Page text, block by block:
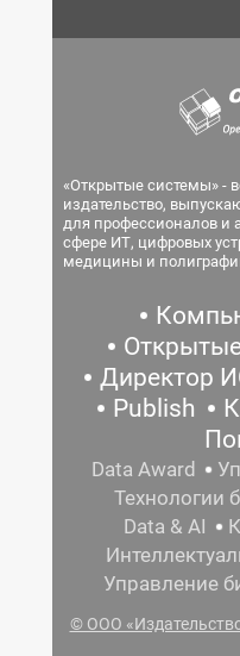
«Открытые системы» -
издательство,
для профессионалов и
сфере ИТ, цифровых
медицины и
Директор
Publish
Data Award
Технологии
Data & AI
Управление
© ООО